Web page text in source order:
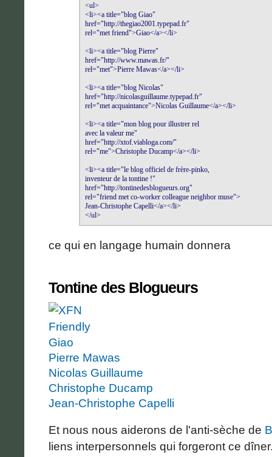
<ul>
<li><a title="blog Giao"
href="http://thegiao2001.typepad.fr"
rel="met friend">Giao</a></li>
<li><a title="blog Pierre"
href="http://www.mawas.fr/"
rel="met">Pierre Mawas</a></li>
<li><a title="blog Nicolas"
href="http://nicolasguillaume.typepad.fr"
rel="met acquaintance">Nicolas Guillaume</a></li>
<li><a title="mon blog pour illustrer rel
avec la valeur me"
href="http://xtof.viabloga.com/"
rel="me">Christophe Ducamp</a></li>
<li><a title="le blog officiel de frère-pinko,
inventeur de la tontine !"
href="http://tontinedesblogueurs.org"
rel="friend met co-worker colleague neighbor muse">
Jean-Christophe Capelli</a></li>
</ul>
ce qui en langage humain donnera
Tontine des Blogueurs
Giao
Pierre Mawas
Nicolas Guillaume
Christophe Ducamp
Jean-Christophe Capelli
Et nous nous aiderons de l'anti-sèche de
liens interpersonnels qui forgeront ce